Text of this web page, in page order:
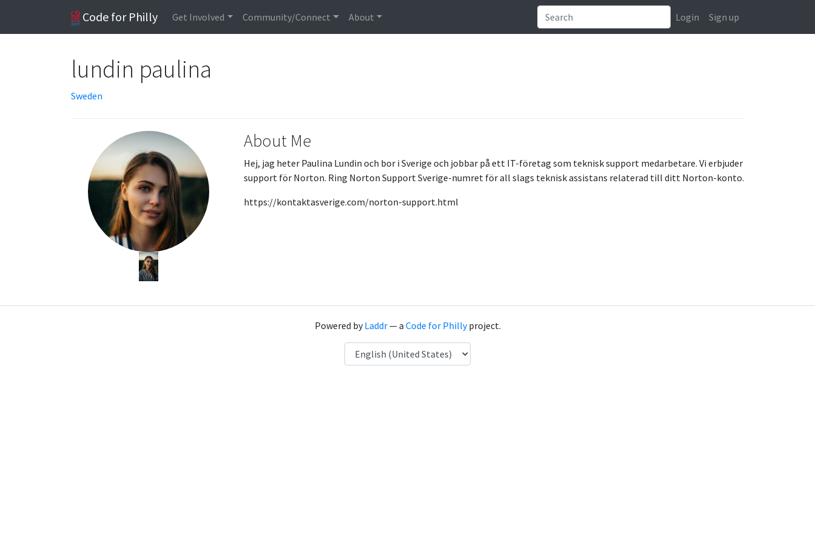
Code for Philly Get Involved Community/Connect About Login Sign up
lundin paulina
Sweden
About Me
Hej, jag heter Paulina Lundin och bor i Sverige och jobbar på ett IT-företag som teknisk support medarbetare. Vi erbjuder
support för Norton. Ring Norton Support Sverige-numret för all slags teknisk assistans relaterad till ditt Norton-konto.
https://kontaktasverige.com/norton-support.html
Powered byLaddr— a Code for Phillyproject.
Language